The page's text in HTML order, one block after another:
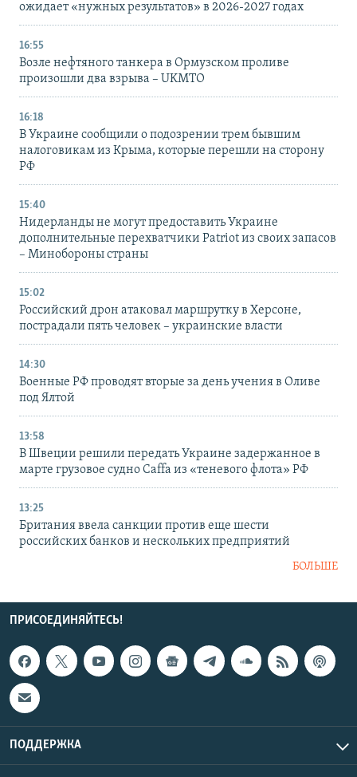
ожидает «нужных результатов» в 2026-2027 годах
16:55
Возле нефтяного танкера в Ормузском проливе
произошли два взрыва – UKMTO
16:18
В Украине сообщили о подозрении трем бывшим
налоговикам из Крыма, которые перешли на сторону
РФ
15:40
Нидерланды не могут предоставить Украине
дополнительные перехватчики Patriot из своих запасов
– Минобороны страны
15:02
Российский дрон атаковал маршрутку в Херсоне,
пострадали пять человек – украинские власти
14:30
Военные РФ проводят вторые за день учения в Оливе
под Ялтой
13:58
В Швеции решили передать Украине задержанное в
марте грузовое судно Caffa из «теневого флота» РФ
13:25
Британия ввела санкции против еще шести
российских банков и нескольких предприятий
БОЛЬШЕ
ПРИСОЕДИНЯЙТЕСЬ!
ПОДДЕРЖКА